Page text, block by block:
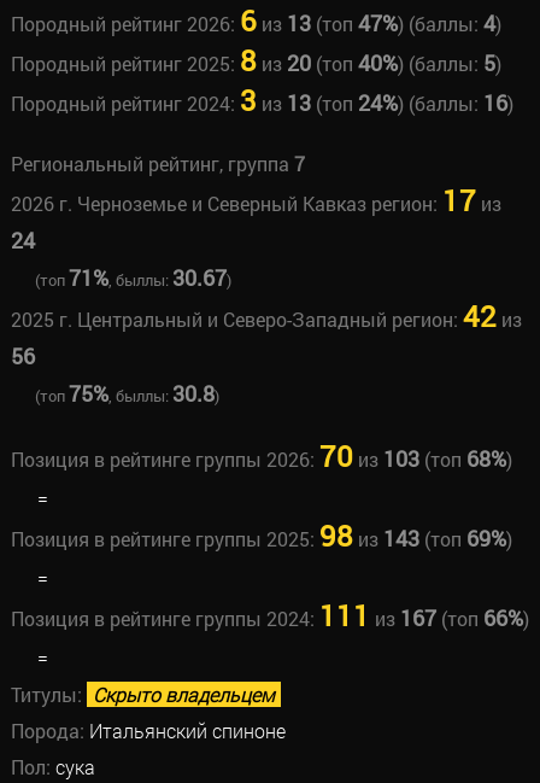
Породный рейтинг 2026: 6из 13(топ 47%) (баллы: 4)
Породный рейтинг 2025: 8из 20(топ 40%) (баллы: 5)
Породный рейтинг 2024: 3 из 13(топ 24%) (баллы: 16)
Региональный рейтинг, группа 7
2026 г. Черноземье и Северный Кавказ регион: 17 из
24
(топ71%, быллы: 30.67)
2025 г. Центральный и Северо-Западный регион: 42из
56
(топ75%, быллы: 30.8)
Позиция в рейтинге группы 2026: 70из 103(топ 68%)
=
Позиция в рейтинге группы 2025: 98из 143(топ 69%)
=
Позиция в рейтинге группы 2024: 111 из 167(топ 66%)
=
Титулы: Скрыто владельцем
Порода: Итальянский спиноне
Пол: сука